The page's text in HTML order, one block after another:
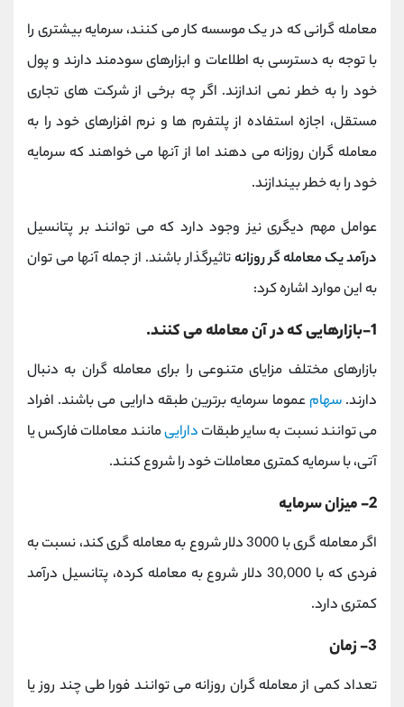
معامله گرانی که در یک موسسه کار می کنند، سرمایه بیشتری را
با توجه به دسترسی به اطلاعات و ابزارهای سودمند دارند و پول
خود را به خطر نمی اندازند. اگر چه برخی از شرکت های تجاری
مستقل، اجازه استفاده از پلتفرم ها و نرم افزارهای خود را به
معامله گران روزانه می دهند اما از آنها می خواهند که سرمایه
خود را به خطر بیندازند.
عوامل مهم دیگری نیز وجود دارد که می توانند بر پتانسیل
درآمد یک معامله گر روزانهتاثیرگذار باشند. از جمله آنها می توان
به این موارد اشاره کرد:
1-بازارهایی که در آن معامله می کنند.
بازارهای مختلف مزایای متنوعی را برای معامله گران به دنبال
دارند.سهام عموما سرمایه برترین طبقه دارایی می باشند. افراد
می توانند نسبت به سایر طبقات داراییمانند معاملات فارکس یا
آتی، با سرمایه کمتری معاملات خود را شروع کنند.
2- میزان سرمایه
اگر معامله گری با 3000 دلار شروع به معامله گری کند، نسبت به
فردی که با 30,000 دلار شروع به معامله کرده، پتانسیل درآمد
کمتری دارد.
3- زمان
تعداد کمی از معامله گران روزانه می توانند فورا طی چند روز یا